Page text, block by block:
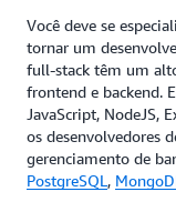
Você deve se
tornar um
full-stack têm um
frontend e backend.
JavaScript, NodeJS,
os desenvolvedores
gerenciamento de
PostgreSQL ,